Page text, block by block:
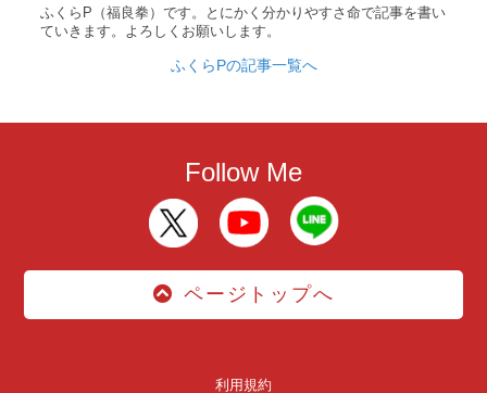
ふくらP（福良拳）です。とにかく分かりやすさ命で記事を書い
ていきます。よろしくお願いします。
ふくらPの記事一覧へ
Follow Me
ページトップへ
利用規約